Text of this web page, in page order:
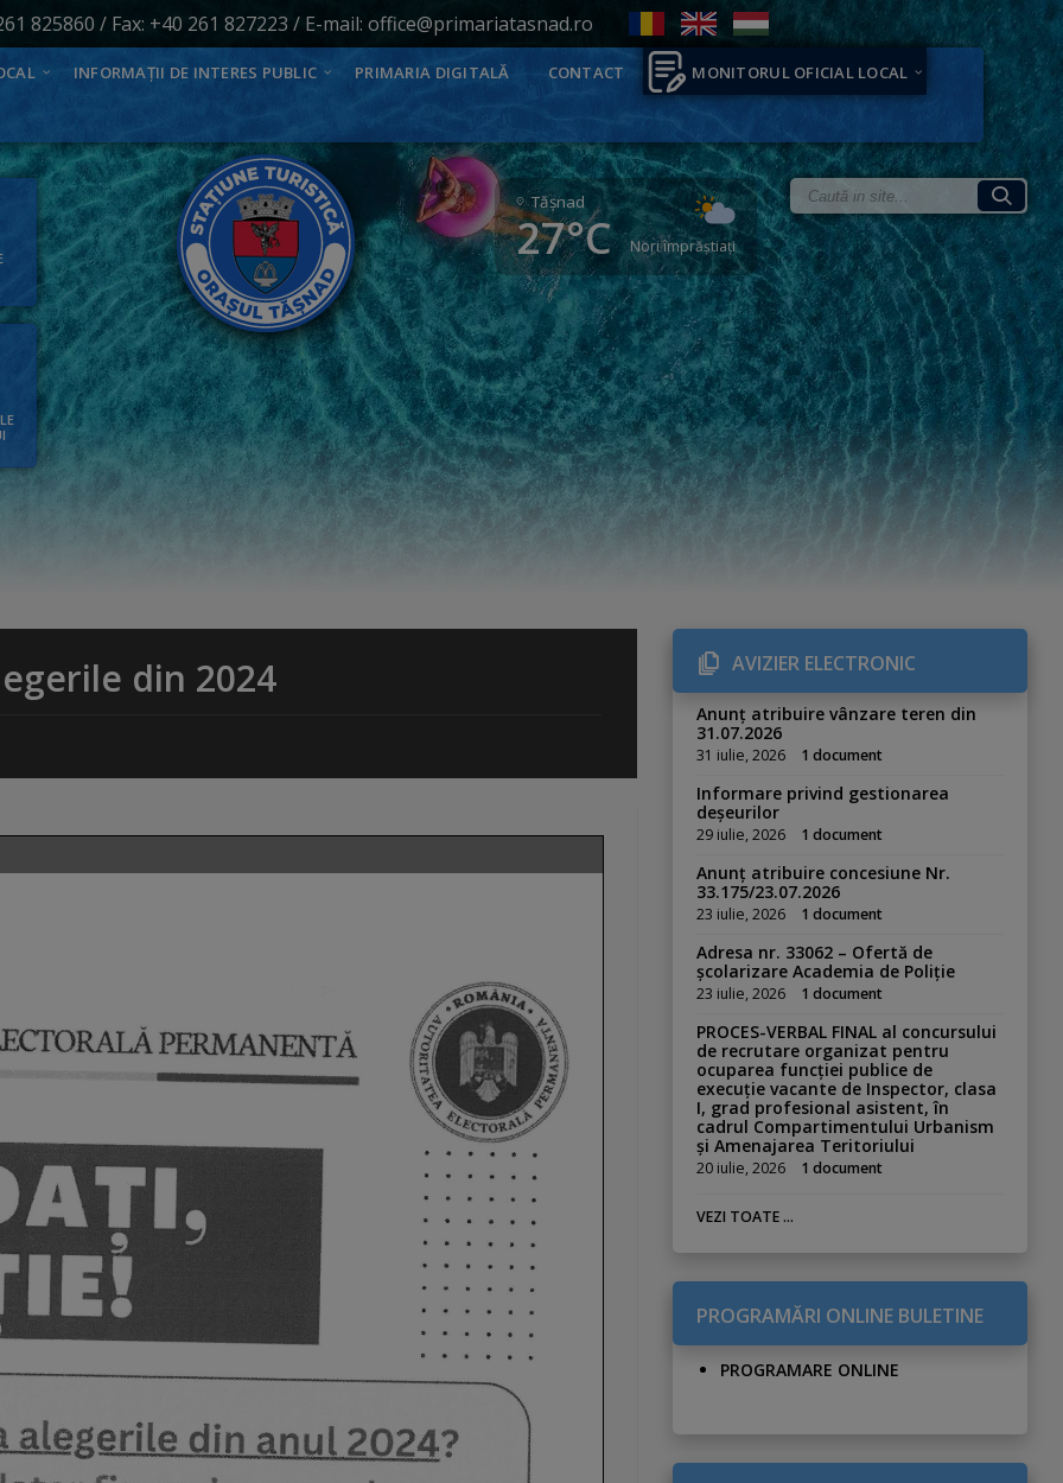
825860 / Fax: +40 261 827223 / E-mail: office@primariatasnad.ro
INFORMAȚII DE INTERES PUBLIC PRIMARIA DIGITALĂ CONTACT MONITORUL OFICIAL LOCAL
Tăşnad
27°C Nori împrăștiați
din 2024 AVIZIER ELECTRONIC
Anunț atribuire vânzare teren din
31.07.2026
31 iulie, 2026 1 document
Informare privind gestionarea
deșeurilor
29 iulie, 2026 1 document
Anunț atribuire concesiune Nr.
33.175/23.07.2026
23 iulie, 2026 1 document
Adresa nr. 33062 – Ofertă de
școlarizare Academia de Poliție
23 iulie, 2026 1 document
PROCES-VERBAL FINAL al concursului
de recrutare organizat pentru
ocuparea funcției publice de
execuție vacante de Inspector, clasa
I, grad profesional asistent, în
cadrul Compartimentului Urbanism
și Amenajarea Teritoriului
20 iulie, 2026 1 document
VEZI TOATE ...
PROGRAMĂRI ONLINE BULETINE
PROGRAMARE ONLINE